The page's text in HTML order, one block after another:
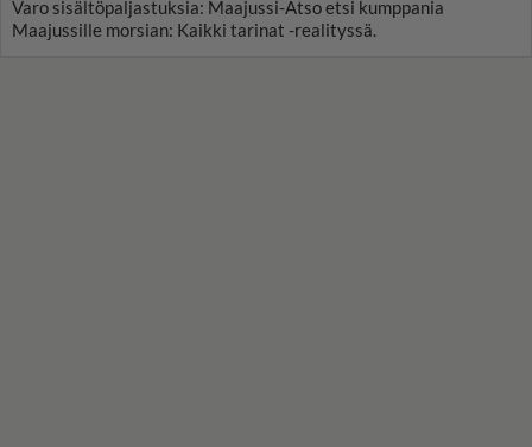
Varo sisältöpaljastuksia: Maajussi-Atso etsi kumppania
Maajussille morsian: Kaikki tarinat -realityssä.